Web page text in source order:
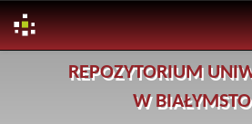
REPOZYTORIUM
W